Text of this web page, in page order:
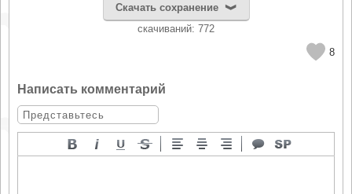
Скачать сохранение
cкачиваний: 772
8
Написать комментарий